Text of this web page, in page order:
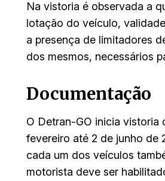
Na vistoria é observada a
lotação do veículo,
a presença de limitadores
dos mesmos, necessários
Documentação
O Detran-GO inicia vistoria
fevereiro até 2 de junho de
cada um dos veículos
motorista deve ser